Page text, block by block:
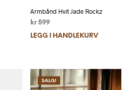
Armbånd Hvit Jade Rockz
kr599
LEGG I HANDLEKURV
SALG!